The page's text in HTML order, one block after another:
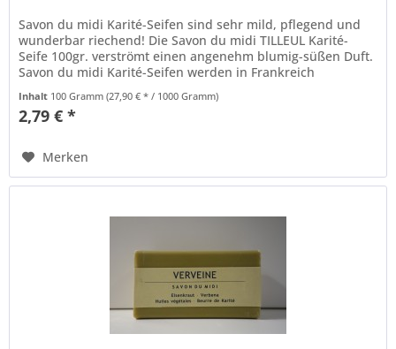
Savon du midi Karité-Seifen sind sehr mild, pflegend und
wunderbar riechend! Die Savon du midi TILLEUL Karité-
Seife 100gr. verströmt einen angenehm blumig-süßen Duft.
Savon du midi Karité-Seifen werden in Frankreich
Inhalt 100 Gramm(27,90 € * / 1000 Gramm)
2,79 € *
Merken